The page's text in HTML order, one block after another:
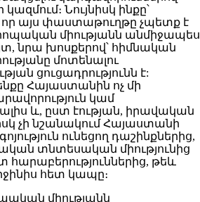
Նույնիսկ ինքը՝
որ այս փաստաթուղթը չպետք է
միությանն անմիջապես
նրա խոսքերով՝ հիմնական
մոտենալու
ցուցադրությունն է:
Հայաստանին ոչ մի
կամ
և, ըստ էության, իրավական
չի նշանակում Հայաստանի
ունեցող դաշինքներից,
տնտեսական միությունից
թեև
հետ կապը։
միությանն